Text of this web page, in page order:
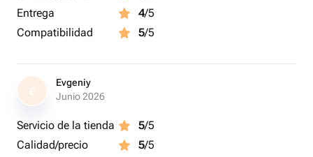
Entrega
4/5
Compatibilidad
5/5
E
Evgeniy
Junio 2026
Servicio de la tienda 5/5
Calidad/precio
5/5